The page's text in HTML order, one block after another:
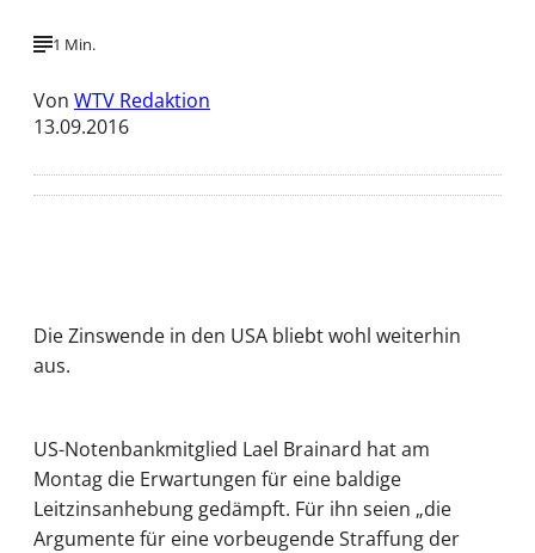
1 Min.
Von WTV Redaktion
13.09.2016
Die Zinswende in den USA bliebt wohl weiterhin
aus.
US-Notenbankmitglied Lael Brainard hat am
Montag die Erwartungen für eine baldige
Leitzinsanhebung gedämpft. Für ihn seien „die
Argumente für eine vorbeugende Straffung der